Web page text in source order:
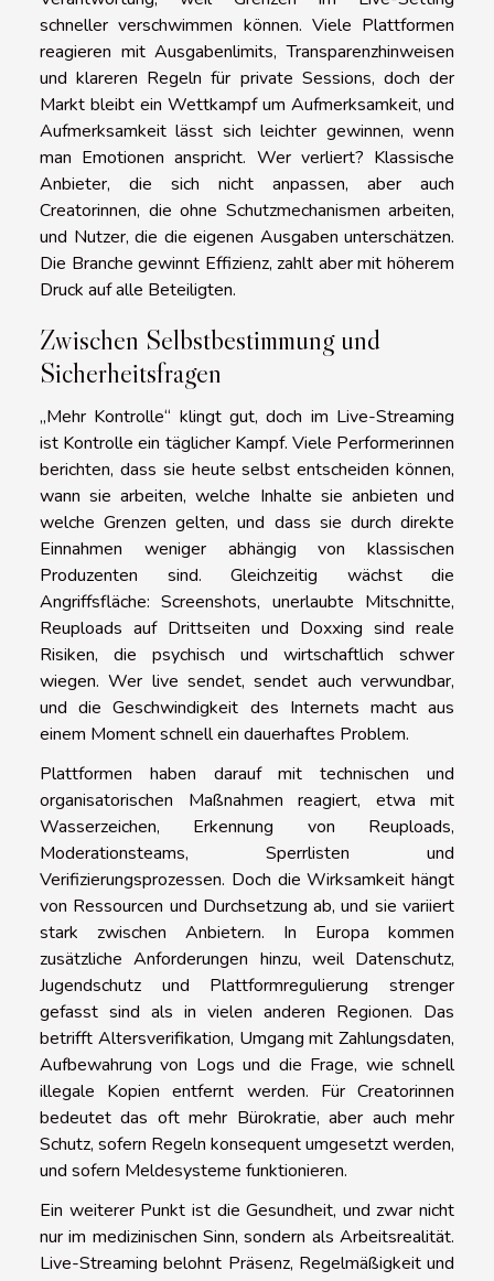
schneller verschwimmen können. Viele Plattformen
reagieren mit Ausgabenlimits, Transparenzhinweisen
und klareren Regeln für private Sessions, doch der
Markt bleibt ein Wettkampf um Aufmerksamkeit, und
Aufmerksamkeit lässt sich leichter gewinnen, wenn
man Emotionen anspricht. Wer verliert? Klassische
Anbieter, die sich nicht anpassen, aber auch
Creatorinnen, die ohne Schutzmechanismen arbeiten,
und Nutzer, die die eigenen Ausgaben unterschätzen.
Die Branche gewinnt Effizienz, zahlt aber mit höherem
Druck auf alle Beteiligten.
Zwischen Selbstbestimmung und
Sicherheitsfragen
„Mehr Kontrolle“ klingt gut, doch im Live-Streaming
ist Kontrolle ein täglicher Kampf. Viele Performerinnen
berichten, dass sie heute selbst entscheiden können,
wann sie arbeiten, welche Inhalte sie anbieten und
welche Grenzen gelten, und dass sie durch direkte
Einnahmen weniger abhängig von klassischen
Produzenten sind. Gleichzeitig wächst die
Angriffsfläche: Screenshots, unerlaubte Mitschnitte,
Reuploads auf Drittseiten und Doxxing sind reale
Risiken, die psychisch und wirtschaftlich schwer
wiegen. Wer live sendet, sendet auch verwundbar,
und die Geschwindigkeit des Internets macht aus
einem Moment schnell ein dauerhaftes Problem.
Plattformen haben darauf mit technischen und
organisatorischen Maßnahmen reagiert, etwa mit
Wasserzeichen, Erkennung von Reuploads,
Moderationsteams, Sperrlisten und
Verifizierungsprozessen. Doch die Wirksamkeit hängt
von Ressourcen und Durchsetzung ab, und sie variiert
stark zwischen Anbietern. In Europa kommen
zusätzliche Anforderungen hinzu, weil Datenschutz,
Jugendschutz und Plattformregulierung strenger
gefasst sind als in vielen anderen Regionen. Das
betrifft Altersverifikation, Umgang mit Zahlungsdaten,
Aufbewahrung von Logs und die Frage, wie schnell
illegale Kopien entfernt werden. Für Creatorinnen
bedeutet das oft mehr Bürokratie, aber auch mehr
Schutz, sofern Regeln konsequent umgesetzt werden,
und sofern Meldesysteme funktionieren.
Ein weiterer Punkt ist die Gesundheit, und zwar nicht
nur im medizinischen Sinn, sondern als Arbeitsrealität.
Live-Streaming belohnt Präsenz, Regelmäßigkeit und